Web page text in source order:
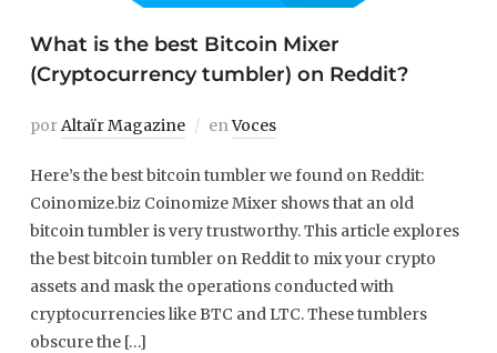
What is the best Bitcoin Mixer
(Cryptocurrency tumbler) on Reddit?
porAltaïr Magazine enVoces
Here’s the best bitcoin tumbler we found on Reddit:
Coinomize.biz Coinomize Mixer shows that an old
bitcoin tumbler is very trustworthy. This article explores
the best bitcoin tumbler on Reddit to mix your crypto
assets and mask the operations conducted with
cryptocurrencies like BTC and LTC. These tumblers
obscure the […]